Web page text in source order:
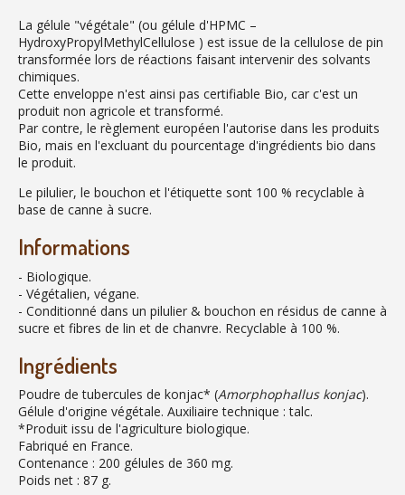
La gélule "végétale" (ou gélule d'HPMC –
HydroxyPropylMethylCellulose ) est issue de la cellulose de pin
transformée lors de réactions faisant intervenir des solvants
chimiques.
Cette enveloppe n'est ainsi pas certifiable Bio, car c'est un
produit non agricole et transformé.
Par contre, le règlement européen l'autorise dans les produits
Bio, mais en l'excluant du pourcentage d'ingrédients bio dans
le produit.
Le pilulier, le bouchon et l'étiquette sont 100 % recyclable à
base de canne à sucre.
Informations
- Biologique.
- Végétalien, végane.
- Conditionné dans un pilulier & bouchon en résidus de canne à
sucre et fibres de lin et de chanvre. Recyclable à 100 %.
Ingrédients
Poudre de tubercules de konjac* (Amorphophallus konjac).
Gélule d'origine végétale. Auxiliaire technique : talc.
*Produit issu de l'agriculture biologique.
Fabriqué en France.
Contenance : 200 gélules de 360 mg.
Poids net : 87 g.